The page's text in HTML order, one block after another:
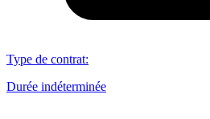
Type de contrat:
Durée indéterminée